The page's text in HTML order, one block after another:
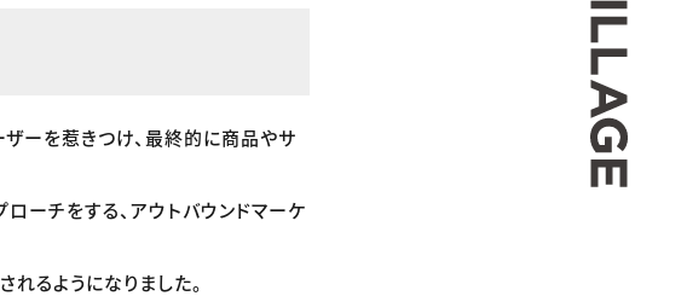
ーを惹きつけ、最終的に商品やサ
ーチをする、アウトバウンドマーケ
れるようになりました。